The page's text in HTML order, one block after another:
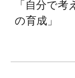
「自分で
の育成」